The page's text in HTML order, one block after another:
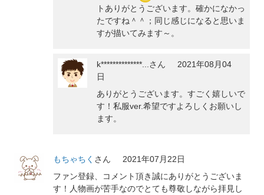
トありがとうございます。確かになかっ
たですね＾＾；同じ感じになると思いま
すが描いてみます～。
k**************... さん
2021年08月04
日
ありがとうございます。すごく嬉しいで
す！私服ver.希望ですよろしくお願いし
ます。
もちゃちく さん
2021年07月22日
ファン登録、コメント頂き誠にありがとうございま
す！人物画が苦手なのでとても尊敬しながら拝見し